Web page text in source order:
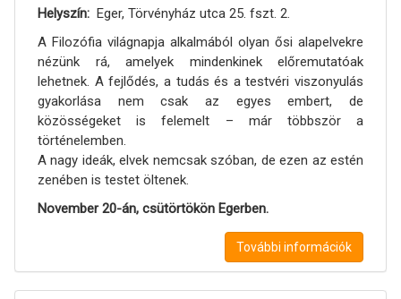
Helyszín
Eger, Törvényház utca 25. fszt. 2.
A Filozófia világnapja alkalmából olyan ősi alapelvekre
nézünk rá, amelyek mindenkinek előremutatóak
lehetnek. A fejlődés, a tudás és a testvéri viszonyulás
gyakorlása nem csak az egyes embert, de
közösségeket is felemelt – már többször a
történelemben.
A nagy ideák, elvek nemcsak szóban, de ezen az estén
zenében is testet öltenek.
November 20-án, csütörtökön Egerben.
További információk